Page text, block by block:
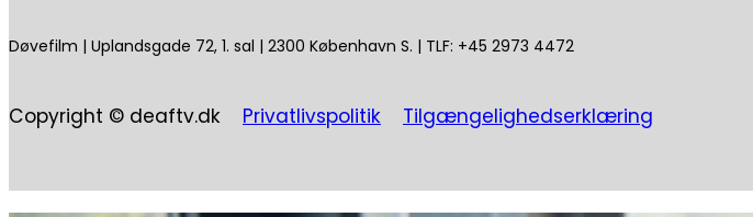
Døvefilm | Uplandsgade 72, 1. sal | 2300 København S. | TLF: +45 2973 4472
Copyright © deaftv.dk Privatlivspolitik Tilgængelighedserklæring